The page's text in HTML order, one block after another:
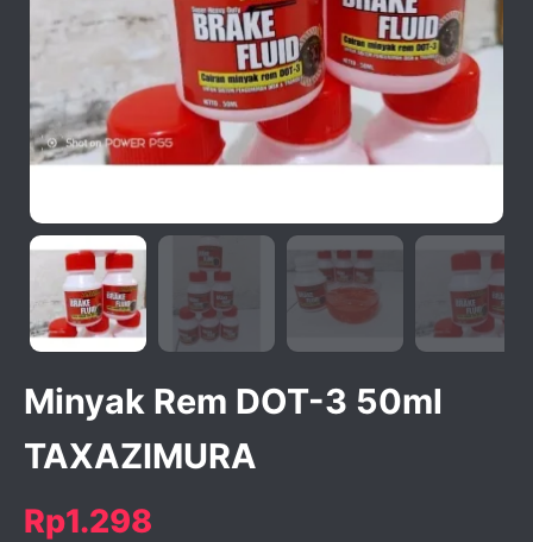
Minyak Rem DOT-3 50ml
TAXAZIMURA
Rp1.298